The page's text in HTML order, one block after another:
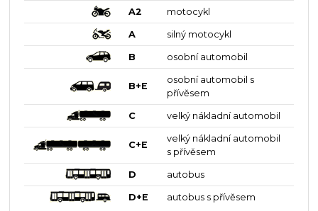
A2 motocykl
A silný motocykl
B osobní automobil
B+E
osobní automobil s
přívěsem
C velký nákladní automobil
C+E
velký nákladní automobil
s přívěsem
D autobus
D+E autobus s přívěsem